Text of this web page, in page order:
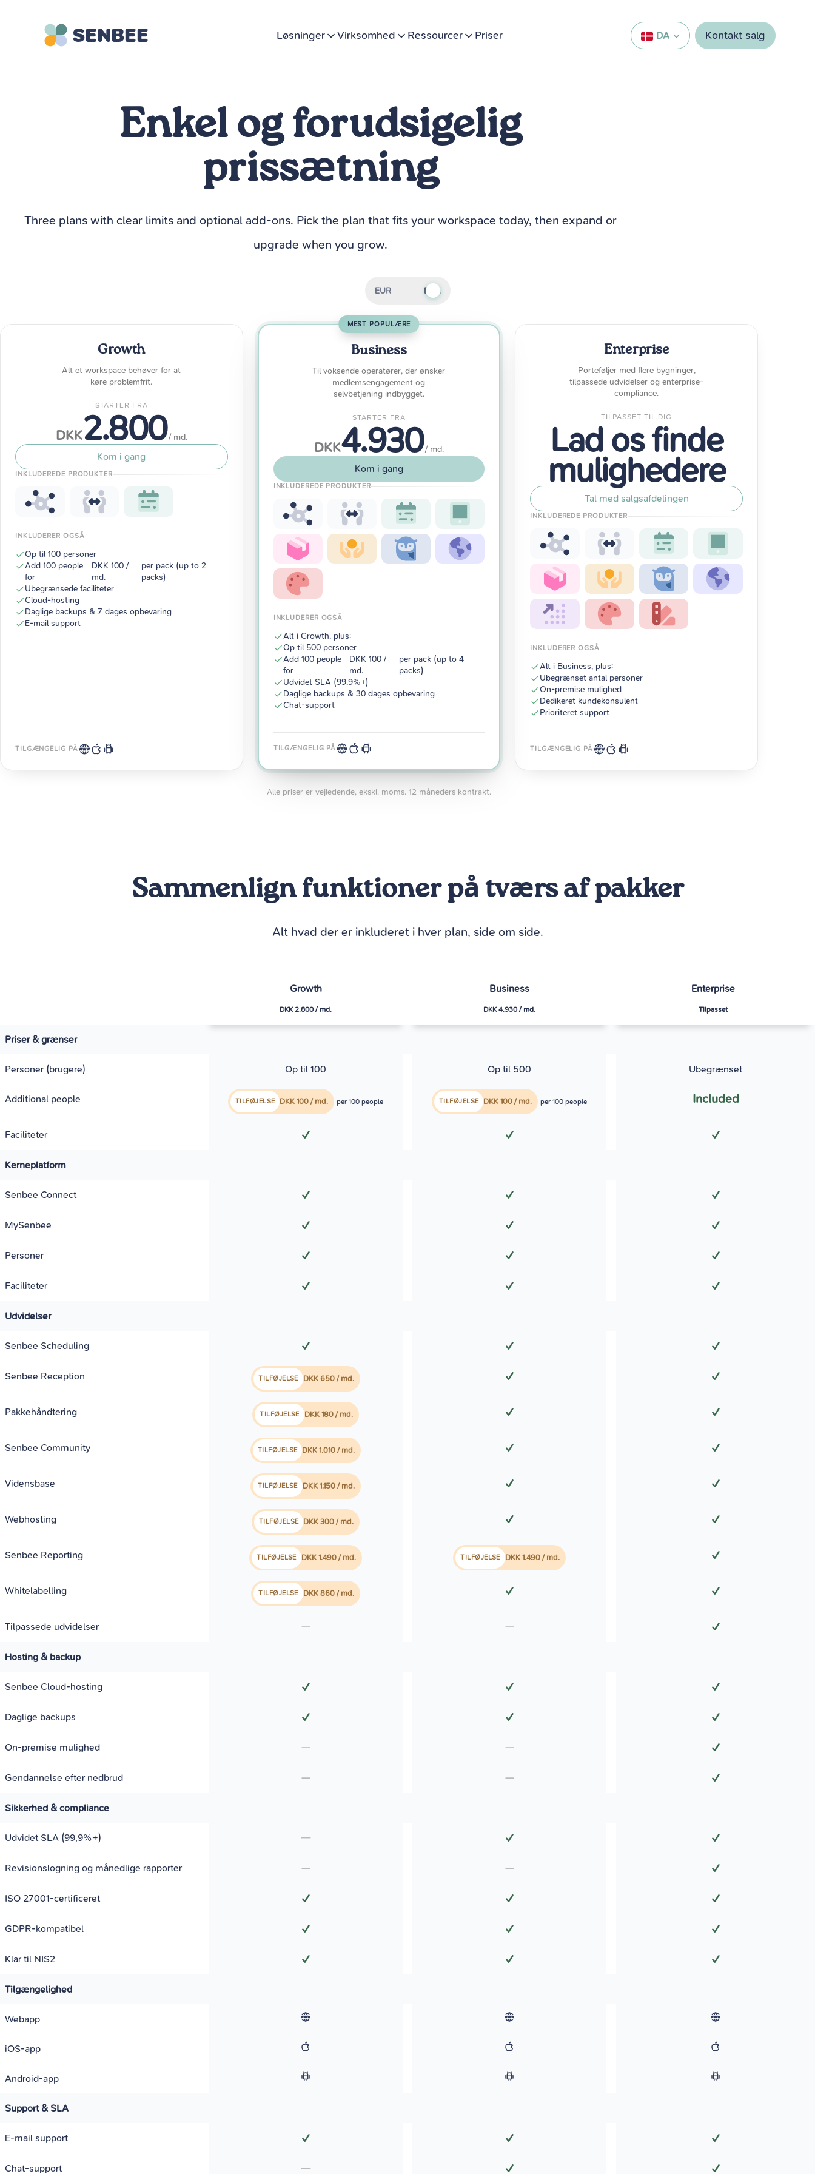
SENBEE Løsninger Virksomhed Ressourcer Priser DA Kontakt salg
Enkel og forudsigelig
prissætning
Three plans with clear limits and optional add-ons. Pick the plan that fits your workspace today, then expand or
upgrade when you grow.
EUR DKK
Growth
Alt et workspace behøver for at
køre problemfrit.
STARTER FRA
DKK2.800/ md.
Kom i gang
INKLUDEREDE PRODUKTER
INKLUDERER OGSÅ
Op til 100 personer
Add 100 people
for
DKK 100 /
md.
per pack (up to 2
packs)
Ubegrænsede faciliteter
Cloud-hosting
Daglige backups & 7 dages opbevaring
E-mail support
TILGÆNGELIG PÅ
MEST POPULÆRE
Business
Til voksende operatører, der ønsker
medlemsengagement og
selvbetjening indbygget.
STARTER FRA
DKK4.930/ md.
Kom i gang
INKLUDEREDE PRODUKTER
INKLUDERER OGSÅ
Alt i Growth, plus:
Op til 500 personer
Add 100 people
for
DKK 100 /
md.
per pack (up to 4
packs)
Udvidet SLA (99,9%+)
Daglige backups & 30 dages opbevaring
Chat-support
TILGÆNGELIG PÅ
Enterprise
Porteføljer med flere bygninger,
tilpassede udvidelser og enterprise-
compliance.
TILPASSET TIL DIG
Lad os finde
mulighedere
Tal med salgsafdelingen
INKLUDEREDE PRODUKTER
INKLUDERER OGSÅ
Alt i Business, plus:
Ubegrænset antal personer
On-premise mulighed
Dedikeret kundekonsulent
Prioriteret support
TILGÆNGELIG PÅ
Alle priser er vejledende, ekskl. moms. 12 måneders kontrakt.
Sammenlign funktioner på tværs af pakker
Alt hvad der er inkluderet i hver plan, side om side.
Growth
DKK 2.800 / md.
Business
DKK 4.930 / md.
Enterprise
Tilpasset
Priser & grænser
Personer (brugere) Op til 100 Op til 500 Ubegrænset
Additional people TILFØJELSE DKK 100 / md. per 100 people TILFØJELSE DKK 100 / md. per 100 people Included
Faciliteter ✓ ✓ ✓
Kerneplatform
Senbee Connect ✓ ✓ ✓
MySenbee ✓ ✓ ✓
Personer ✓ ✓ ✓
Faciliteter ✓ ✓ ✓
Udvidelser
Senbee Scheduling ✓ ✓ ✓
Senbee Reception TILFØJELSE DKK 650 / md. ✓ ✓
Pakkehåndtering TILFØJELSE DKK 180 / md. ✓ ✓
Senbee Community TILFØJELSE DKK 1.010 / md. ✓ ✓
Vidensbase TILFØJELSE DKK 1.150 / md. ✓ ✓
Webhosting TILFØJELSE DKK 300 / md. ✓ ✓
Senbee Reporting TILFØJELSE DKK 1.490 / md. TILFØJELSE DKK 1.490 / md. ✓
Whitelabelling TILFØJELSE DKK 860 / md. ✓ ✓
Tilpassede udvidelser — — ✓
Hosting & backup
Senbee Cloud-hosting ✓ ✓ ✓
Daglige backups ✓ ✓ ✓
On-premise mulighed — — ✓
Gendannelse efter nedbrud — — ✓
Sikkerhed & compliance
Udvidet SLA (99,9%+) — ✓ ✓
Revisionslogning og månedlige rapporter — — ✓
ISO 27001-certificeret ✓ ✓ ✓
GDPR-kompatibel ✓ ✓ ✓
Klar til NIS2 ✓ ✓ ✓
Tilgængelighed
Webapp
iOS-app
Android-app
Support & SLA
E-mail support ✓ ✓ ✓
Chat-support — ✓ ✓